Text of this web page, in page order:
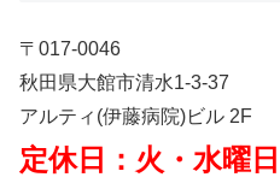
〒017-0046
秋田県大館市清水1-3-37
アルティ(伊藤病院)ビル 2F
定休日：火・水曜日